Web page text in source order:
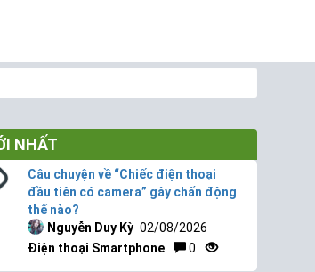
NHẤT
Câu chuyện về “Chiếc điện thoại
đầu tiên có camera” gây chấn động
thế nào?
Nguyễn Duy Kỳ 02/08/2026
Điện thoại Smartphone
0